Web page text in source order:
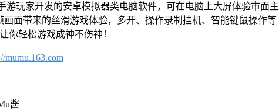
游玩家开发的安卓模拟器类电脑软件，可在电脑上大屏体验市面主
画面带来的丝滑游戏体验，多开、操作录制挂机、智能键鼠操作等
你轻松游戏成神不伤神！
mumu.163.com
酱